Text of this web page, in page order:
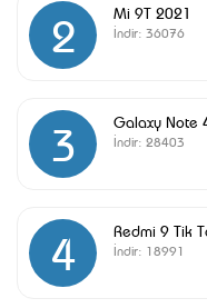
2 Mi 9T 2021
İndir: 36076
3 Galaxy Note
İndir: 28403
4 Redmi 9 Tik
İndir: 18991